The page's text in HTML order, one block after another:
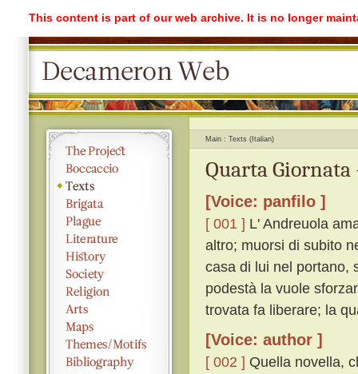
This content is part of our web archive. It is no longer
Main Texts (Italian)
Quarta Giornata
[Voice: panfilo ]
[ 001 ] L' Andreuola
altro; muorsi di subito
casa di lui nel portano,
podestà la vuole
trovata fa liberare; la
[Voice: author ]
[ 002 ] Quella novella,